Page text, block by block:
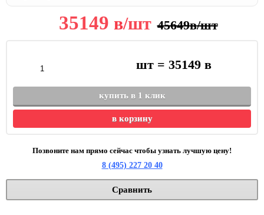
35149 в/шт 45649в/шт
шт = 35149в
купить в 1 клик
в корзину
Позвоните нам прямо сейчас чтобы узнать лучшую цену!
8 (495) 227 20 40
Сравнить